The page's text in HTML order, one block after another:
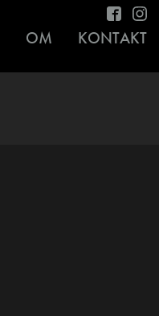
OM KONTAKT